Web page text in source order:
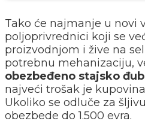
Tako će najmanje u novi
poljoprivrednici koji se
proizvodnjom i žive na
potrebnu mehanizaciju,
obezbeđeno stajsko
najveći trošak je
Ukoliko se odluče za
obezbede do 1.500 evra.